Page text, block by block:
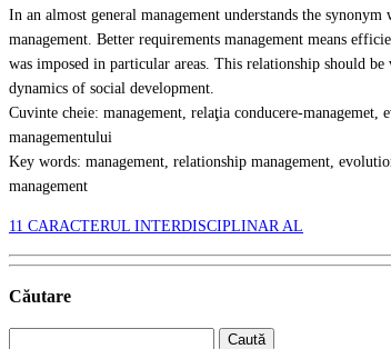
In an almost general management understands the synonym
management. Better requirements management means
was imposed in particular areas. This relationship should be
dynamics of social development.
Cuvinte cheie: management, relaţia conducere-managemet,
managementului
Key words: management, relationship management,
management
11 CARACTERUL INTERDISCIPLINAR AL
Căutare